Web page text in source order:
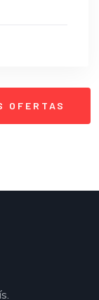
OFERTAS